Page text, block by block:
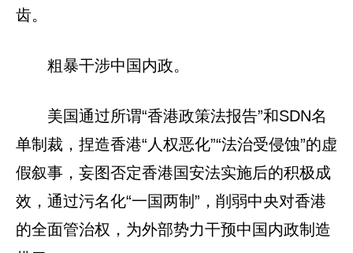
齿。
粗暴干涉中国内政。
美国通过所谓“香港政策法报告”和SDN名
单制裁，捏造香港“人权恶化”“法治受侵蚀”的虚
假叙事，妄图否定香港国安法实施后的积极成
效，通过污名化“一国两制”，削弱中央对香港
的全面管治权，为外部势力干预中国内政制造